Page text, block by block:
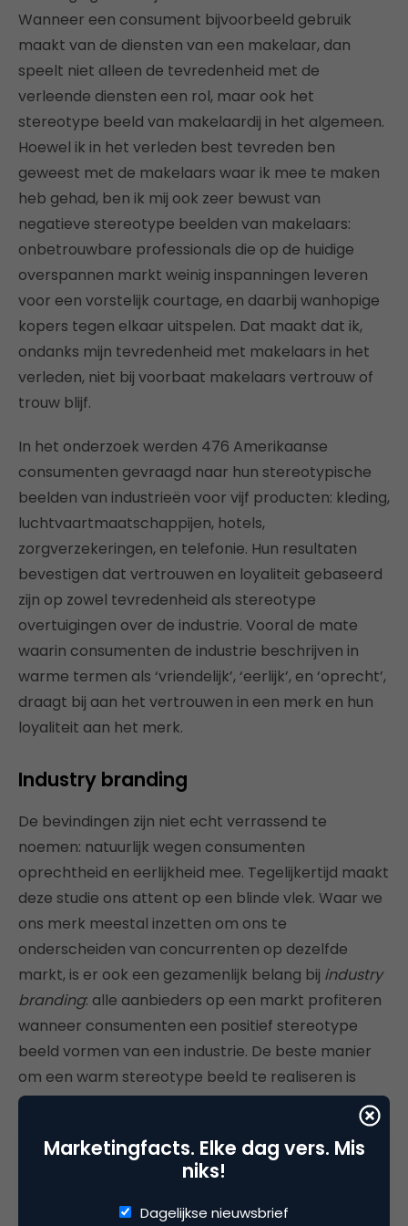
Wanneer een consument bijvoorbeeld gebruik
maakt van de diensten van een makelaar, dan
speelt niet alleen de tevredenheid met de
verleende diensten een rol, maar ook het
stereotype beeld van makelaardij in het algemeen.
Hoewel ik in het verleden best tevreden ben
geweest met de makelaars waar ik mee te maken
heb gehad, ben ik mij ook zeer bewust van
negatieve stereotype beelden van makelaars:
onbetrouwbare professionals die op de huidige
overspannen markt weinig inspanningen leveren
voor een vorstelijk courtage, en daarbij wanhopige
kopers tegen elkaar uitspelen. Dat maakt dat ik,
ondanks mijn tevredenheid met makelaars in het
verleden, niet bij voorbaat makelaars vertrouw of
trouw blijf.
In het onderzoek werden 476 Amerikaanse
consumenten gevraagd naar hun stereotypische
beelden van industrieën voor vijf producten: kleding,
luchtvaartmaatschappijen, hotels,
zorgverzekeringen, en telefonie. Hun resultaten
bevestigen dat vertrouwen en loyaliteit gebaseerd
zijn op zowel tevredenheid als stereotype
overtuigingen over de industrie. Vooral de mate
waarin consumenten de industrie beschrijven in
warme termen als ‘vriendelijk’, ‘eerlijk’, en ‘oprecht’,
draagt bij aan het vertrouwen in een merk en hun
loyaliteit aan het merk.
Industry branding
De bevindingen zijn niet echt verrassend te
noemen: natuurlijk wegen consumenten
oprechtheid en eerlijkheid mee. Tegelijkertijd maakt
deze studie ons attent op een blinde vlek. Waar we
ons merk meestal inzetten om ons te
onderscheiden van concurrenten op dezelfde
markt, is er ook een gezamenlijk belang bij industry
branding: alle aanbieders op een markt profiteren
wanneer consumenten een positief stereotype
beeld vormen van een industrie. De beste manier
om een warm stereotype beeld te realiseren is
natuurlijk wanneer alle aanbieders op een markt
opereren, maar je kan ook gezamenlijk
merkcommunicatie inzetten om het imago van de
branche te verbeteren. Een meer cynische uitleg
Marketingfacts. Elke dag vers. Mis
niks!
Dagelijkse nieuwsbrief